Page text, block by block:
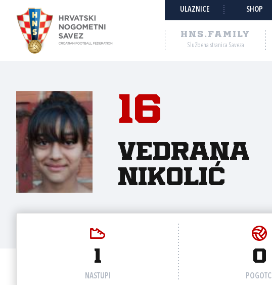
ULAZNICE SHOP
HNS.FAMILY
Službena stranica Saveza
16
Vedrana
Nikolić
1
NASTUPI
0
POGOTCI